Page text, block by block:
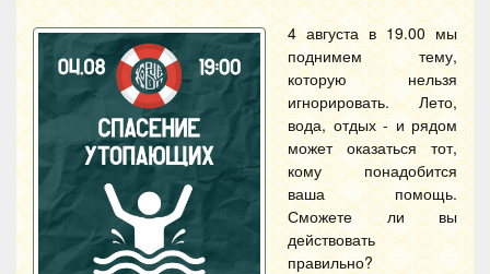
4 августа в 19.00 мы
поднимем тему,
которую нельзя
игнорировать. Лето,
вода, отдых - и рядом
может оказаться тот,
кому понадобится
ваша помощь.
Сможете ли вы
действовать
правильно?